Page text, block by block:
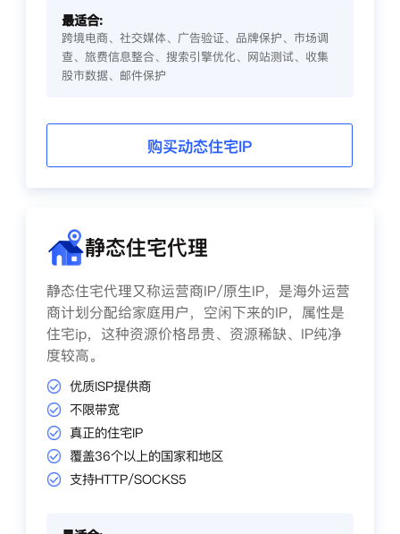
最适合:
跨境电商、社交媒体、广告验证、品牌保护、市场调
查、旅费信息整合、搜索引擎优化、网站测试、收集
股市数据、邮件保护
购买动态住宅IP
静态住宅代理
静态住宅代理又称运营商IP/原生IP，是海外运营
商计划分配给家庭用户，空闲下来的IP，属性是
住宅ip，这种资源价格昂贵、资源稀缺、IP纯净
度较高。
优质ISP提供商
不限带宽
真正的住宅IP
覆盖36个以上的国家和地区
支持HTTP/SOCKS5